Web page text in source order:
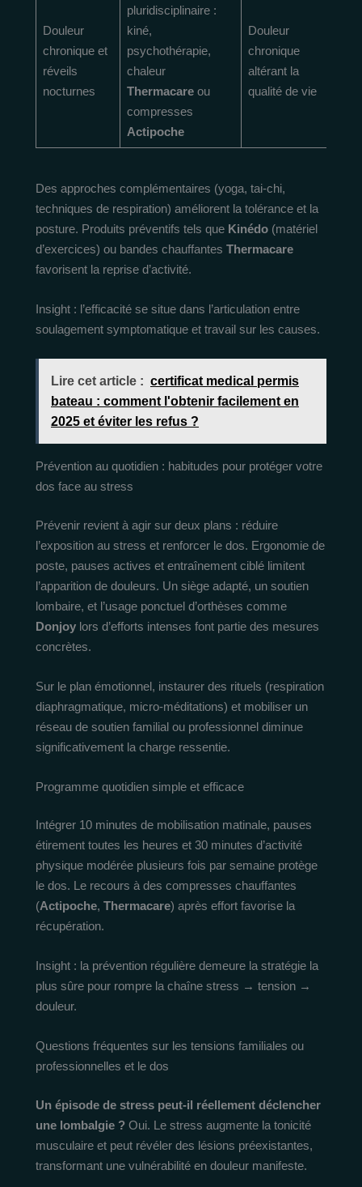
Douleur
chronique et
réveils
nocturnes
pluridisciplinaire :
kiné,
psychothérapie,
chaleur
Thermacareou
compresses
Actipoche
Douleur
chronique
altérant la
qualité de vie
Des approches complémentaires (yoga, tai‑chi,
techniques de respiration) améliorent la tolérance et la
posture. Produits préventifs tels que Kinédo (matériel
d’exercices) ou bandes chauffantes Thermacare
favorisent la reprise d’activité.
Insight : l’efficacité se situe dans l’articulation entre
soulagement symptomatique et travail sur les causes.
Lire cet article : certificat medical permis
bateau : comment l'obtenir facilement en
2025 et éviter les refus ?
Prévention au quotidien : habitudes pour protéger votre
dos face au stress
Prévenir revient à agir sur deux plans : réduire
l’exposition au stress et renforcer le dos. Ergonomie de
poste, pauses actives et entraînement ciblé limitent
l’apparition de douleurs. Un siège adapté, un soutien
lombaire, et l’usage ponctuel d’orthèses comme
Donjoy lors d’efforts intenses font partie des mesures
concrètes.
Sur le plan émotionnel, instaurer des rituels (respiration
diaphragmatique, micro-méditations) et mobiliser un
réseau de soutien familial ou professionnel diminue
significativement la charge ressentie.
Programme quotidien simple et efficace
Intégrer 10 minutes de mobilisation matinale, pauses
étirement toutes les heures et 30 minutes d’activité
physique modérée plusieurs fois par semaine protège
le dos. Le recours à des compresses chauffantes
(Actipoche, Thermacare) après effort favorise la
récupération.
Insight : la prévention régulière demeure la stratégie la
plus sûre pour rompre la chaîne stress → tension →
douleur.
Questions fréquentes sur les tensions familiales ou
professionnelles et le dos
Un épisode de stress peut-il réellement déclencher
une lombalgie ? Oui. Le stress augmente la tonicité
musculaire et peut révéler des lésions préexistantes,
transformant une vulnérabilité en douleur manifeste.